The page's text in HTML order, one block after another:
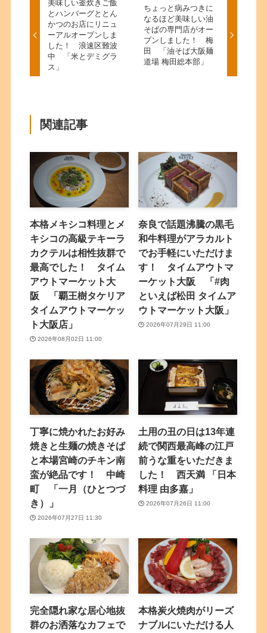
美味しい釜炊きご飯
とハンバーグととん
かつのお店にリニュ
ーアルオープンしま
した！ 浪速区難波
中 「米とデミグラ
ス」
ちょっと病みつきに
なるほど美味しい油
そばの専門店がオー
プンしました！ 梅
田 「油そば大阪麺
道場 梅田総本部」
関連記事
本格メキシコ料理とメ
キシコの高級テキーラ
カクテルは相性抜群で
最高でした！ タイム
アウトマーケット大
阪 「覇王樹タケリア
タイムアウトマーケッ
ト大阪店」
2026年08月02日 11:00
奈良で話題沸騰の黒毛
和牛料理がアラカルト
でお手軽にいただけま
す！ タイムアウトマ
ーケット大阪 「#肉
といえば松田 タイムア
ウトマーケット大阪」
2026年07月29日 11:00
丁寧に焼かれたお好み
焼きと生麺の焼きそば
と本場宮崎のチキン南
蛮が絶品です！ 中崎
町 「一月（ひとつづ
き）」
2026年07月27日 11:30
土用の丑の日は13年連
続で関西最高峰の江戸
前うな重をいただきま
した！ 西天満 「日本
料理 由多嘉」
2026年07月26日 11:00
完全隠れ家な居心地抜
群のお洒落なカフェで
本格炭火焼肉がリーズ
ナブルにいただける人